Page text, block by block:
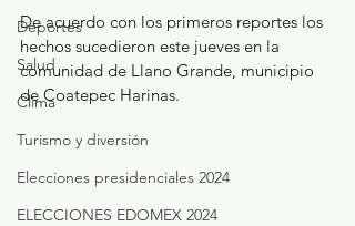
Deportes
Salud
Clima
Turismo y diversión
Elecciones presidenciales 2024
ELECCIONES EDOMEX 2024
De acuerdo con los primeros reportes los
hechos sucedieron este jueves en la
comunidad de Llano Grande, municipio
de Coatepec Harinas.